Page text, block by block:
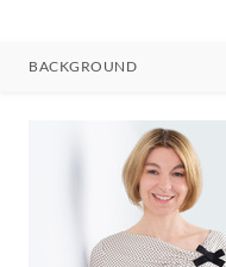
BACKGROUND